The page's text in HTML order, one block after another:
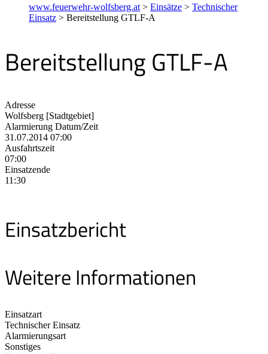
www.feuerwehr-wolfsberg.at > Einsätze > Technischer
Einsatz > Bereitstellung GTLF-A
Bereitstellung GTLF-A
Adresse
Wolfsberg [Stadtgebiet]
Alarmierung Datum/Zeit
31.07.2014 07:00
Ausfahrtszeit
07:00
Einsatzende
11:30
Einsatzbericht
Weitere Informationen
Einsatzart
Technischer Einsatz
Alarmierungsart
Sonstiges